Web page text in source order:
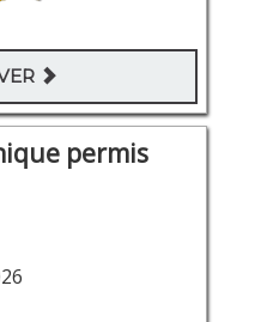
permis